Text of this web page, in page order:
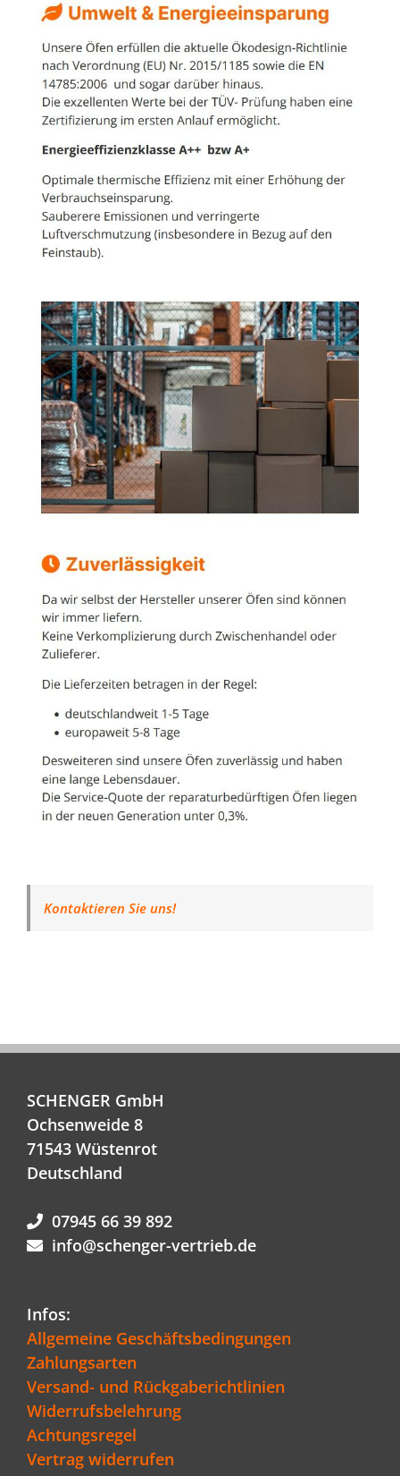
Kontaktieren Sie uns!
SCHENGER GmbH
Ochsenweide 8
71543 Wüstenrot
Deutschland
07945 66 39 892
info@schenger-vertrieb.de
Infos:
Allgemeine Geschäftsbedingungen
Zahlungsarten
Versand- und Rückgaberichtlinien
Widerrufsbelehrung
Achtungsregel
Vertrag widerrufen